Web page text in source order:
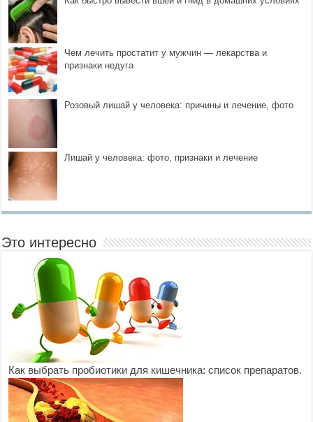
Чем лечить простатит у мужчин — лекарства и
признаки недуга
Розовый лишай у человека: причины и лечение, фото
Лишай у человека: фото, признаки и лечение
Это интересно
Как выбрать пробиотики для кишечника: список препаратов.